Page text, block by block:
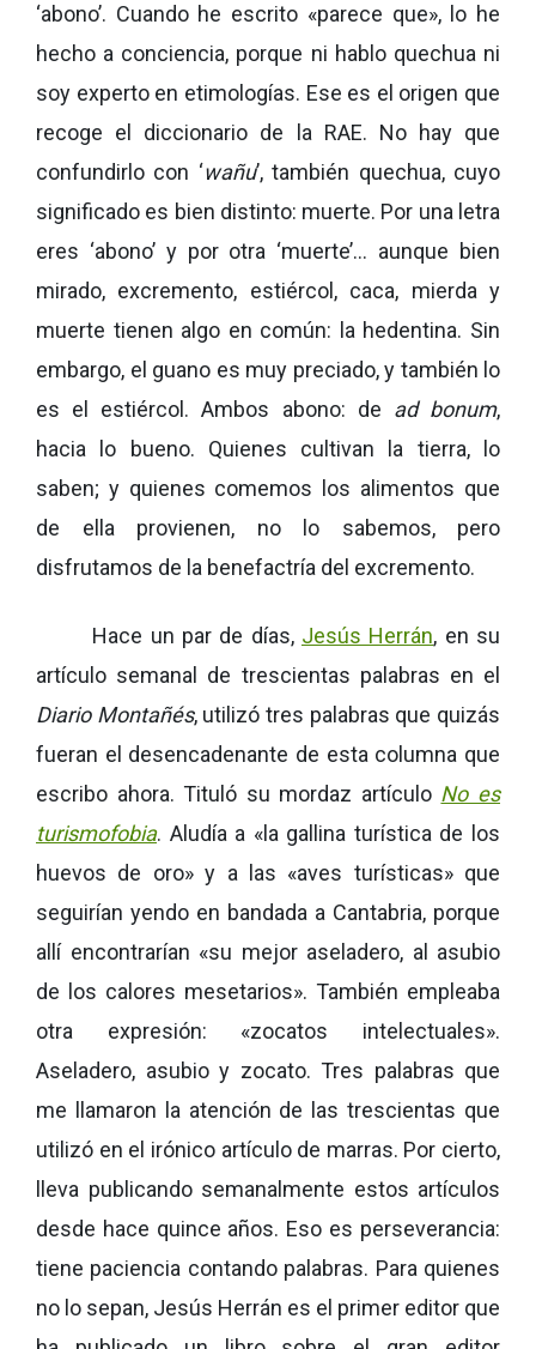
‘abono’. Cuando he escrito «parece que», lo he
hecho a conciencia, porque ni hablo quechua ni
soy experto en etimologías. Ese es el origen que
recoge el diccionario de la RAE. No hay que
confundirlo con ‘wañu’, también quechua, cuyo
significado es bien distinto: muerte. Por una letra
eres ‘abono’ y por otra ‘muerte’… aunque bien
mirado, excremento, estiércol, caca, mierda y
muerte tienen algo en común: la hedentina. Sin
embargo, el guano es muy preciado, y también lo
es el estiércol. Ambos abono: de ad bonum,
hacia lo bueno. Quienes cultivan la tierra, lo
saben; y quienes comemos los alimentos que
de ella provienen, no lo sabemos, pero
disfrutamos de la benefactría del excremento.
Hace un par de días, Jesús Herrán, en su
artículo semanal de trescientas palabras en el
Diario Montañés, utilizó tres palabras que quizás
fueran el desencadenante de esta columna que
escribo ahora. Tituló su mordaz artículo No es
turismofobia. Aludía a «la gallina turística de los
huevos de oro» y a las «aves turísticas» que
seguirían yendo en bandada a Cantabria, porque
allí encontrarían «su mejor aseladero, al asubio
de los calores mesetarios». También empleaba
otra expresión: «zocatos intelectuales».
Aseladero, asubio y zocato. Tres palabras que
me llamaron la atención de las trescientas que
utilizó en el irónico artículo de marras. Por cierto,
lleva publicando semanalmente estos artículos
desde hace quince años. Eso es perseverancia:
tiene paciencia contando palabras. Para quienes
no lo sepan, Jesús Herrán es el primer editor que